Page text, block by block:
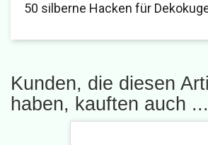
50 silberne Hacken für
Kunden, die diesen
haben, kauften auch ...